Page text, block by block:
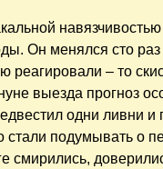
навязчивостью
Он менялся сто
реагировали – то
выезда прогноз
одни ливни и
подумывать о
смирились,